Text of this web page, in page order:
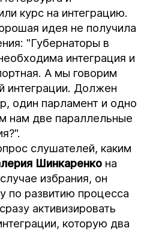
курс на интеграцию.
идея не получила
"Губернаторы в
интеграция и
А мы говорим
интеграции. Должен
один парламент и одно
нам две параллельные
слушателей, каким
Шинкаренко на
избрания, он
по развитию процесса
активизировать
которую два